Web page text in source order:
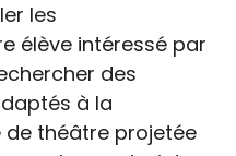
les
élève intéressé par
des
à la
théâtre projetée